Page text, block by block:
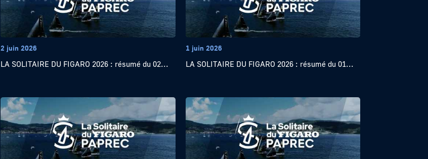
2 juin 2026
LA SOLITAIRE DU FIGARO 2026 : résumé du 02...
1 juin 2026
LA SOLITAIRE DU FIGARO 2026 : résumé du 01...